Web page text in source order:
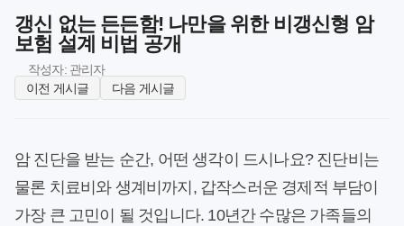
갱신 없는 든든함! 나만을 위한 비갱신형 암
보험 설계 비법 공개
작성자: 관리자
이전 게시글
다음 게시글
암 진단을 받는 순간, 어떤 생각이 드시나요? 진단비는
물론 치료비와 생계비까지, 갑작스러운 경제적 부담이
가장 큰 고민이 될 것입니다. 10년간 수많은 가족들의